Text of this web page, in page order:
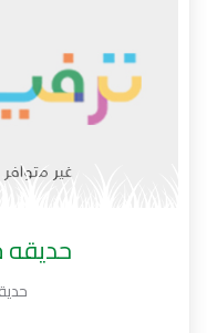
حديقه